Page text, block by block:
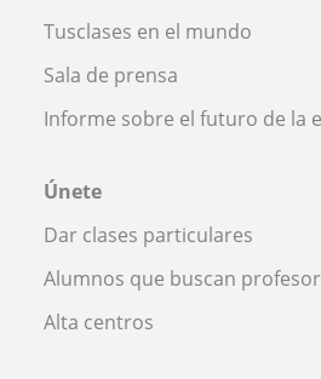
Tusclases en el mundo
Sala de prensa
Informe sobre el futuro de la
Únete
Dar clases particulares
Alumnos que buscan profesor
Alta centros